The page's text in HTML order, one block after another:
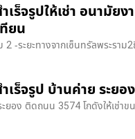
เร็จรูปให้เช่า อนามัย
ยน
2 -ระยะทางจากเซ็นทรัลพระราม
เร็จรูป บ้านค่าย ระยอง
ยอง ติดถนน 3574 โกดังให้เช่า